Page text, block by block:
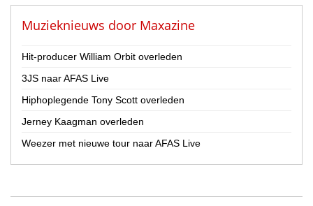
Nederland
België
Provincie
Drenthe
Flevoland
Muzieknieuws door Maxazine
Hit-producer William Orbit overleden
3JS naar AFAS Live
Hiphoplegende Tony Scott overleden
Jerney Kaagman overleden
Weezer met nieuwe tour naar AFAS Live